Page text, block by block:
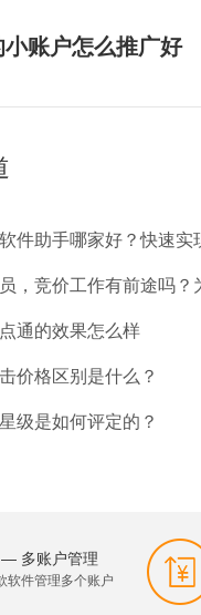
账户怎么推广好
助手哪家好？快速实现高回报哪
竞价工作有前途吗？为什么待遇
通的效果怎么样
价格区别是什么？
级是如何评定的？
— 多账户管理
软件管理多个账户